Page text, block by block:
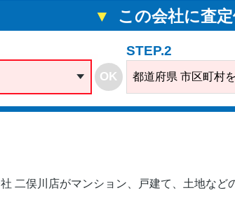
この会社に査
OK
STEP.2
都道府県 市区町村
二俣川店がマンション、戸建て、土地な